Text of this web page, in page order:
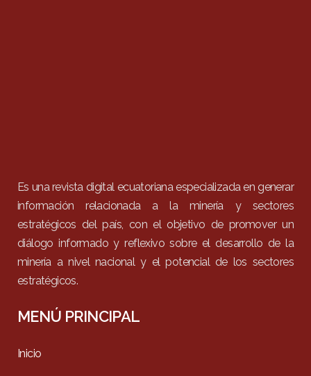
Es una revista digital ecuatoriana especializada en generar
información relacionada a la minería y sectores
estratégicos del país, con el objetivo de promover un
diálogo informado y reflexivo sobre el desarrollo de la
minería a nivel nacional y el potencial de los sectores
estratégicos.
MENÚ PRINCIPAL
Inicio